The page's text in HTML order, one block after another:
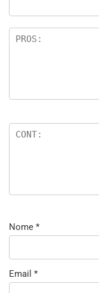
Nome *
Email *